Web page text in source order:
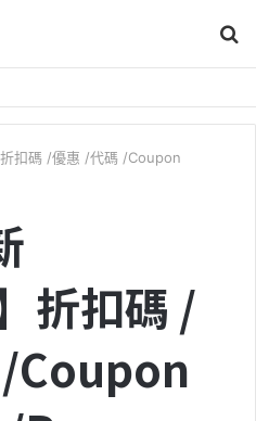
尋
扣碼 /優惠 /代碼 /Coupon
折扣碼 /
Coupon